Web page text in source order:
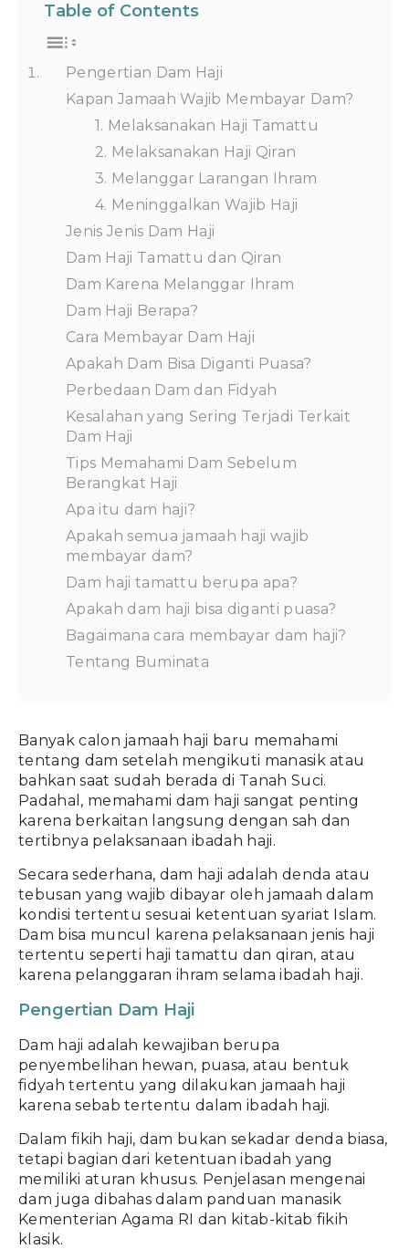
Table of Contents
Pengertian Dam Haji
Kapan Jamaah Wajib Membayar Dam?
1. Melaksanakan Haji Tamattu
2. Melaksanakan Haji Qiran
3. Melanggar Larangan Ihram
4. Meninggalkan Wajib Haji
Jenis Jenis Dam Haji
Dam Haji Tamattu dan Qiran
Dam Karena Melanggar Ihram
Dam Haji Berapa?
Cara Membayar Dam Haji
Apakah Dam Bisa Diganti Puasa?
Perbedaan Dam dan Fidyah
Kesalahan yang Sering Terjadi Terkait
Dam Haji
Tips Memahami Dam Sebelum
Berangkat Haji
Apa itu dam haji?
Apakah semua jamaah haji wajib
membayar dam?
Dam haji tamattu berupa apa?
Apakah dam haji bisa diganti puasa?
Bagaimana cara membayar dam haji?
Tentang Buminata
Banyak calon jamaah haji baru memahami
tentang dam setelah mengikuti manasik atau
bahkan saat sudah berada di Tanah Suci.
Padahal, memahami dam haji sangat penting
karena berkaitan langsung dengan sah dan
tertibnya pelaksanaan ibadah haji.
Secara sederhana, dam haji adalah denda atau
tebusan yang wajib dibayar oleh jamaah dalam
kondisi tertentu sesuai ketentuan syariat Islam.
Dam bisa muncul karena pelaksanaan jenis haji
tertentu seperti haji tamattu dan qiran, atau
karena pelanggaran ihram selama ibadah haji.
Pengertian Dam Haji
Dam haji adalah kewajiban berupa
penyembelihan hewan, puasa, atau bentuk
fidyah tertentu yang dilakukan jamaah haji
karena sebab tertentu dalam ibadah haji.
Dalam fikih haji, dam bukan sekadar denda biasa,
tetapi bagian dari ketentuan ibadah yang
memiliki aturan khusus. Penjelasan mengenai
dam juga dibahas dalam panduan manasik
Kementerian Agama RI dan kitab-kitab fikih
klasik.